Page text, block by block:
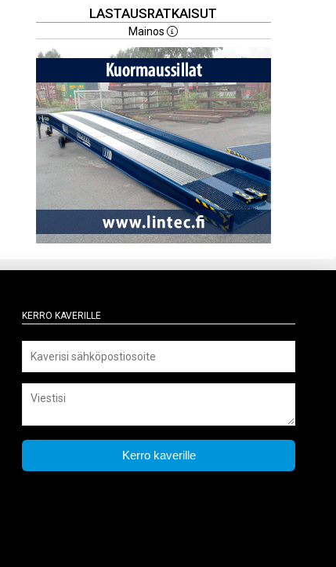
LASTAUSRATKAISUT
Mainos
Kerro kaverille